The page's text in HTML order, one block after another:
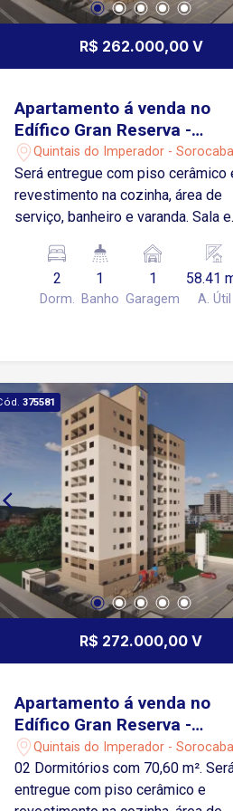
R$ 262.000,00 V
Apartamento á venda no
Edífico Gran Reserva -
Sorocaba/SP
Quintais do Imperador -
Será entregue com piso cerâmico
revestimento na cozinha, área de
serviço, banheiro e varanda. Sala e
contrapiso Apartamento possui 01
Vaga de Garagem Descoberta e
para um veículo de pequeno ou
2
Dorm.
1
Banho
1
Garagem
58.41
A. Útil
375581
R$ 272.000,00 V
Apartamento á venda no
Edífico Gran Reserva -
Sorocaba/SP
Quintais do Imperador -
02 Dormitórios com 70,60 m². Será
entregue com piso cerâmico e